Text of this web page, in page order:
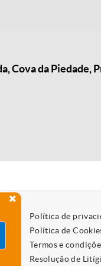
Cova da Piedade,
Política de
Política de
Termos e
Resolução de